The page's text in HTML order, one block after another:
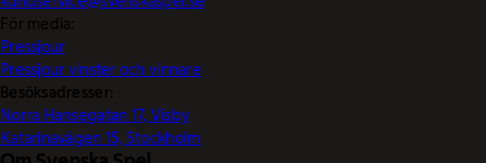
För media:
Pressjour
Pressjour vinster och vinnare
Besöksadresser:
Norra Hansegatan 17, Visby
Katarinavägen 15, Stockholm